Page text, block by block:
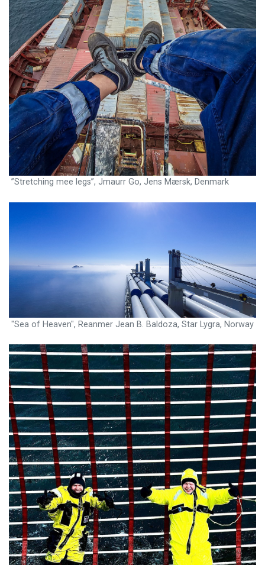
”Stretching mee legs”, Jmaurr Go, Jens Mærsk, Denmark
"Sea of Heaven", Reanmer Jean B. Baldoza, Star Lygra, Norway